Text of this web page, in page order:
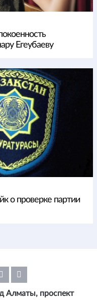
Егеубаеву
о проверке партии
Алматы, проспект